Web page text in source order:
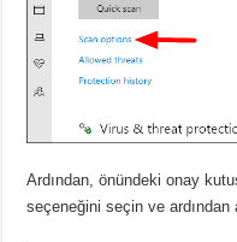
Ardından, önündeki onay
seçeneğini seçin ve ardından